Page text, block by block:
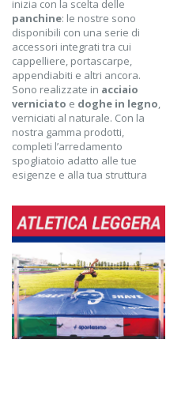
inizia con la scelta delle
panchine: le nostre sono
disponibili con una serie di
accessori integrati tra cui
cappelliere, portascarpe,
appendiabiti e altri ancora.
Sono realizzate in acciaio
verniciato e doghe in legno,
verniciati al naturale. Con la
nostra gamma prodotti,
completi l’arredamento
spogliatoio adatto alle tue
esigenze e alla tua struttura